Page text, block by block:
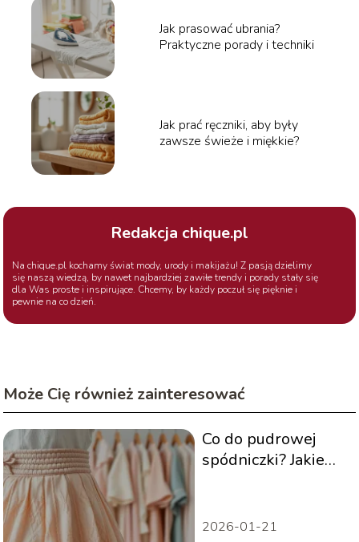
Jak prasować ubrania?
Praktyczne porady i techniki
Jak prać ręczniki, aby były
zawsze świeże i miękkie?
Redakcja chique.pl
Na chique.pl kochamy świat mody, urody i makijażu! Z pasją dzielimy
się naszą wiedzą, by nawet najbardziej zawiłe trendy i porady stały się
dla Was proste i inspirujące. Chcemy, by każdy poczuł się pięknie i
pewnie na co dzień.
Może Cię również zainteresować
Co do pudrowej
spódniczki? Jakie
2026-01-21